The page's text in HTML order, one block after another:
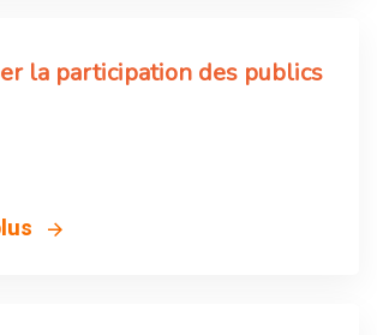
la participation des publics